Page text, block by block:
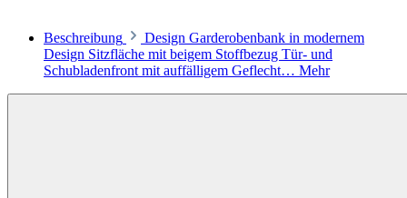
Beschreibung
Design Garderobenbank in modernem
Design Sitzfläche mit beigem Stoffbezug Tür- und
Schubladenfront mit auffälligem Geflecht… Mehr